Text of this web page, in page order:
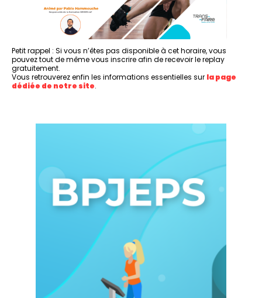
Petit rappel : Si vous n’êtes pas disponible à cet horaire, vous
pouvez tout de même vous inscrire afin de recevoir le replay
gratuitement.
Vous retrouverez enfin les informations essentielles sur la page
dédiée de notre site.